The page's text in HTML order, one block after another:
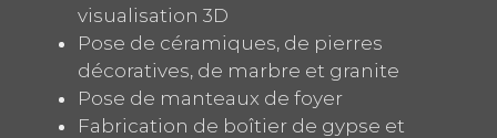
visualisation 3D
Pose de céramiques, de pierres
décoratives, de marbre et granite
Pose de manteaux de foyer
Fabrication de boîtier de gypse et